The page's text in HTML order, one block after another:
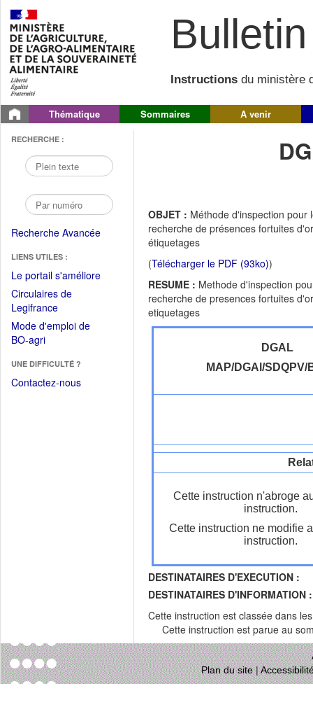
Instructions du ministère
Thématique Sommaires A venir
RECHERCHE :
Recherche Avancée
LIENS UTILES :
Le portail s'améliore(Fichier
Circulaires de
Legifrance(Ouvrir
dans
une
fenêtre)
Mode d'emploi de
BO-agri(Ouvrir
une
nouvelle
UNE DIFFICULTÉ ?
Contactez-nous
OBJET : Méthode d'inspection pour
recherche de présences fortuites
étiquetages
(Télécharger le PDF (93ko))
RESUME : Methode d'inspection
recherche de presences fortuites
etiquetages
DGAL
MAP/DGAl/SDQPV/
Cette instruction n'abroge
instruction.
Cette instruction ne modifie
instruction.
DESTINATAIRES D'EXECUTION :
DESTINATAIRES D'INFORMATION :
Cette instruction est classée dans
Cette instruction est parue au
Plan du site|